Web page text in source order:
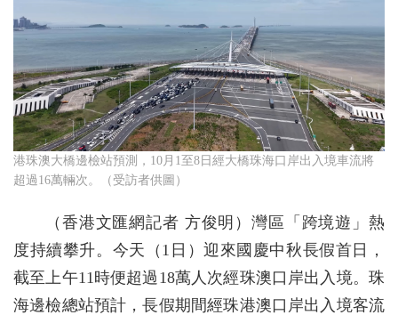
港珠澳大橋邊檢站預測，10月1至8日經大橋珠海口岸出入境車流將
超過16萬輛次。（受訪者供圖）
（香港文匯網記者 方俊明）灣區「跨境遊」熱
度持續攀升。今天（1日）迎來國慶中秋長假首日，
截至上午11時便超過18萬人次經珠澳口岸出入境。珠
海邊檢總站預計，長假期間經珠港澳口岸出入境客流